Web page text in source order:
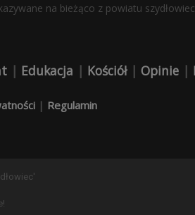
na bieżąco z powiatu
| Edukacja | Kościół| Opinie |
| Regulamin